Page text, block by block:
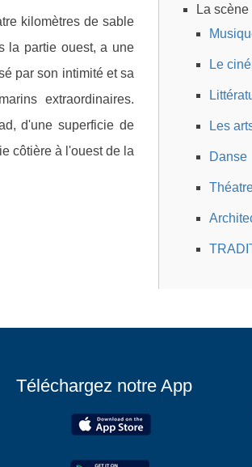
La
Le
Les
Danse
kilomètres de sable
la partie ouest, a une
par son intimité et sa
extraordinaires.
d'une superficie de
côtière à l'ouest de la
Téléchargez notre App